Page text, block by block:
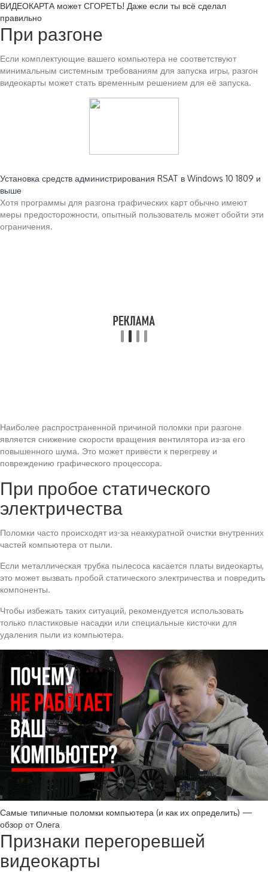
ВИДЕОКАРТА может СГОРЕТЬ! Даже если ты всё сделал
правильно
При разгоне
Если комплектующие вашего компьютера не соответствуют
минимальным системным требованиям для запуска игры, разгон
видеокарты может стать временным решением для её запуска.
Установка средств администрирования RSAT в Windows 10 1809 и
выше
Хотя программы для разгона графических карт обычно имеют
меры предосторожности, опытный пользователь может обойти эти
ограничения.
Наиболее распространенной причиной поломки при разгоне
является снижение скорости вращения вентилятора из-за его
повышенного шума. Это может привести к перегреву и
повреждению графического процессора.
При пробое статического
электричества
Поломки часто происходят из-за неаккуратной очистки внутренних
частей компьютера от пыли.
Если металлическая трубка пылесоса касается платы видеокарты,
это может вызвать пробой статического электричества и повредить
компоненты.
Чтобы избежать таких ситуаций, рекомендуется использовать
только пластиковые насадки или специальные кисточки для
удаления пыли из компьютера.
Самые типичные поломки компьютера (и как их определить) —
обзор от Олега
Признаки перегоревшей
видеокарты